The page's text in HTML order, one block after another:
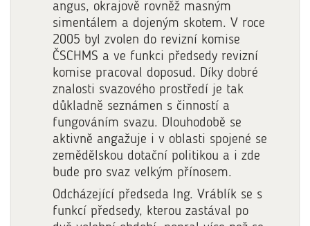
angus, okrajově rovněž masným
simentálem a dojeným skotem. V roce
2005 byl zvolen do revizní komise
ČSCHMS a ve funkci předsedy revizní
komise pracoval doposud. Díky dobré
znalosti svazového prostředí je tak
důkladně seznámen s činností a
fungováním svazu. Dlouhodobě se
aktivně angažuje i v oblasti spojené se
zemědělskou dotační politikou a i zde
bude pro svaz velkým přínosem.
Odcházející předseda Ing. Vráblík se s
funkcí předsedy, kterou zastával po